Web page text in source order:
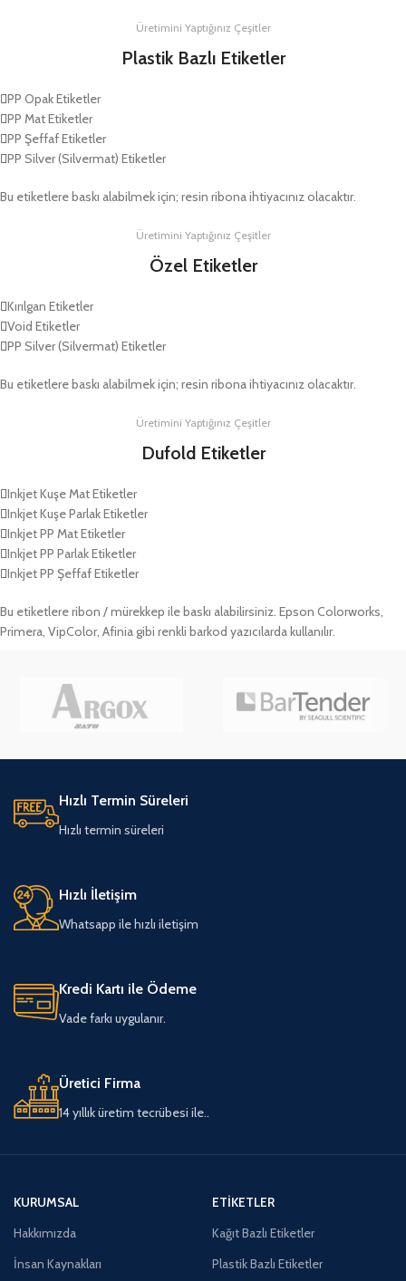
Üretimini Yaptığınız Çeşitler
Plastik Bazlı Etiketler
PP Opak Etiketler
PP Mat Etiketler
PP Şeffaf Etiketler
PP Silver (Silvermat) Etiketler
Bu etiketlere baskı alabilmek için; resin ribona ihtiyacınız olacaktır.
Üretimini Yaptığınız Çeşitler
Özel Etiketler
Kırılgan Etiketler
Void Etiketler
PP Silver (Silvermat) Etiketler
Bu etiketlere baskı alabilmek için; resin ribona ihtiyacınız olacaktır.
Üretimini Yaptığınız Çeşitler
Dufold Etiketler
Inkjet Kuşe Mat Etiketler
Inkjet Kuşe Parlak Etiketler
Inkjet PP Mat Etiketler
Inkjet PP Parlak Etiketler
Inkjet PP Şeffaf Etiketler
Bu etiketlere ribon / mürekkep ile baskı alabilirsiniz. Epson Colorworks,
Primera, VipColor, Afinia gibi renkli barkod yazıcılarda kullanılır.
Hızlı Termin Süreleri
Hızlı termin süreleri
Hızlı İletişim
Whatsapp ile hızlı iletişim
Kredi Kartı ile Ödeme
Vade farkı uygulanır.
Üretici Firma
14 yıllık üretim tecrübesi ile..
KURUMSAL
Hakkımızda
İnsan Kaynakları
ETIKETLER
Kağıt Bazlı Etiketler
Plastik Bazlı Etiketler